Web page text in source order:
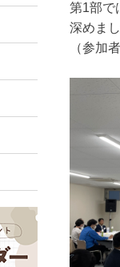
第1部で
深めま
（参加